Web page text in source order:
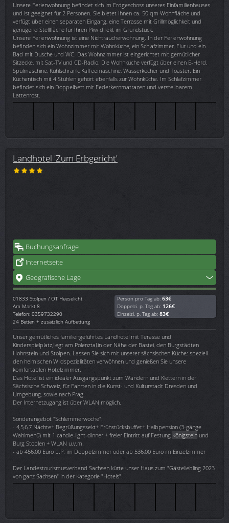
Unsere Ferienwohnung befindet sich im Erdgeschoss unseres Einfamilienhauses
und ist geeignet für 2 Personen. Sie bietet Ihnen ca. 50 qm Wohnfläche und
verfügt über einen separaten Eingang, eine Terrasse mit Grillmöglichkeit und
genügend Stellfläche für Ihren Pkw direkt im Grundstück.
Unsere Ferienwohnung ist eine Nichtraucherwohnung. In der Ferienwohnung
befinden sich ein Wohnzimmer mit Wohnküche, ein Schlafzimmer, Flur und ein
Bad mit Dusche und WC. Das Wohnzimmer ist eingerichtet mit gemütlicher
Sitzecke, mit Sat-TV und CD-Radio. Die Wohnküche verfügt über einen E-Herd,
Spülmaschine, Kühlschrank, Kaffeemaschine, Wasserkocher und Toaster. Ein
Küchentisch mit 4 Stühlen gehört ebenfalls zur Wohnküche. Im Schlafzimmer
befindet sich ein Doppelbett mit Federkernmatrazen und verstellbarem
Lattenrost.
Landhotel 'Zum Erbgericht'
Buchungsanfrage
Internetseite
Geografische Lage
01833 Stolpen / OT Heeselicht
Am Markt 8
Telefon: 0359732290
24 Betten + zusätzlich Aufbettung
Person pro Tag ab: 63€
Doppelzi. p. Tag ab: 126€
Einzelzi. p. Tag ab: 83€
Unser gemütliches familiengeführtes Landhotel mit Terasse und
Kinderspielplatz,liegt am Polenztal,in der Nähe der Bastei, den Burgstädten
Hohnstein und Stolpen. Lassen Sie sich mit unserer sächsischen Küche; speziell
den heimischen Wildspezialitäten verwöhnen und genießen Sie unsere
komfortablen Hotelzimmer.
Das Hotel ist ein idealer Ausgangspunkt zum Wandern und Klettern in der
Sächsische Schweiz, für Fahrten in die Kunst- und Kulturstadt Dresden und
Umgebung, sowie nach Prag.
Der Internetzugang ist über WLAN möglich.
Sonderangebot "Schlemmerwoche":
- 4,5,6,7 Nächte+ Begrüßungssekt+ Frühstücksbuffet+ Halbpension (3-gänge
Wahlmenü) mit 1 candle-light-dinner + freier Eintritt auf Festung Königstein und
Burg Stoplen + WLAN u.v.m.
- ab 456,00 Euro p.P. im Doppelzimmer oder ab 536,00 Euro im Einzelzimmer
Der Landestourismusverband Sachsen kürte unser Haus zum "Gästeliebling 2023
von ganz Sachsen" in der Kategorie "Hotels".